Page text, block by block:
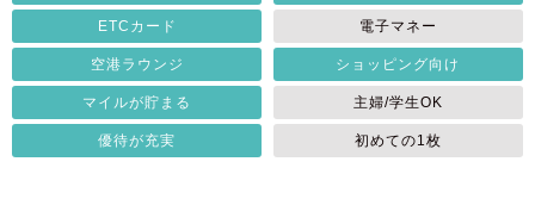
ETCカード 電子マネー
空港ラウンジ ショッピング向け
マイルが貯まる 主婦/学生OK
優待が充実 初めての1枚